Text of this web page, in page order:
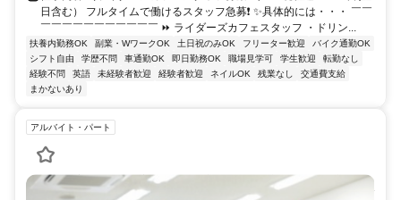
日含む） フルタイムで働けるスタッフ急募❗️ ✨具体的には・・・ ￣￣
￣￣￣￣￣￣￣￣￣￣￣ ⏩ ライダーズカフェスタッフ ・ドリン...
扶養内勤務OK 副業・WワークOK 土日祝のみOK フリーター歓迎
バイク通勤OK
シフト自由
学歴不問 車通勤OK 即日勤務OK 職場見学可 学生歓迎
転勤なし
経験不問
英語 未経験者歓迎 経験者歓迎 ネイルOK 残業なし
交通費支給
まかないあり
アルバイト・パート